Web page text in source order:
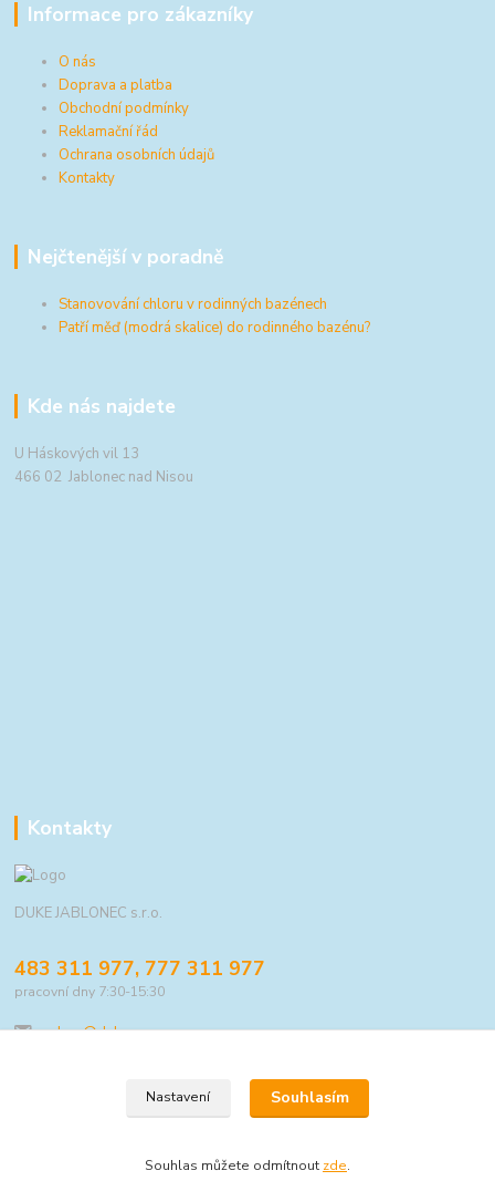
Informace pro zákazníky
O nás
Doprava a platba
Obchodní podmínky
Reklamační řád
Ochrana osobních údajů
Kontakty
Nejčtenější v poradně
Stanovování chloru v rodinných bazénech
Patří měď (modrá skalice) do rodinného bazénu?
Kde nás najdete
U Háskových vil 13
466 02 Jablonec nad Nisou
Kontakty
DUKE JABLONEC s.r.o.
483 311 977, 777 311 977
pracovní dny 7:30-15:30
eshop@duke.cz
© 2021 DUKE JABLONEC s.r.o.
Nastavení Souhlasím
Souhlas můžete odmítnout zde.